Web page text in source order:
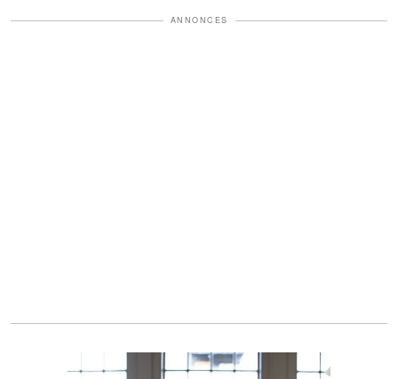
ANNONCES